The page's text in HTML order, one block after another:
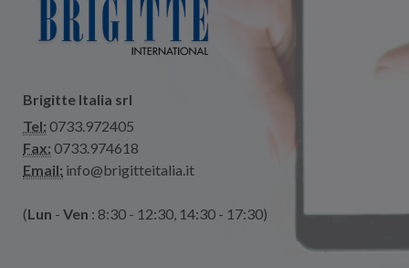
Brigitte Italia srl
Tel: 0733.972405
Fax: 0733.974618
Email: info@brigitteitalia.it
(Lun - Ven : 8:30 - 12:30, 14:30 - 17:30)